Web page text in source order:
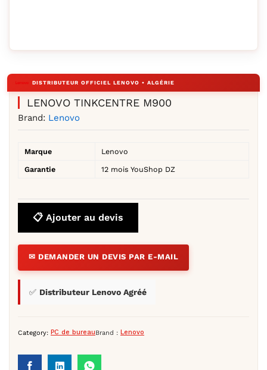
LENOVO TINKCENTRE M900
Brand: Lenovo
Marque
Lenovo
Garantie
12 mois YouShop DZ
📋 Ajouter au devis
✉ DEMANDER UN DEVIS PAR E-MAIL
✅ Distributeur Lenovo Agréé
Category: PC de bureauBrand : Lenovo